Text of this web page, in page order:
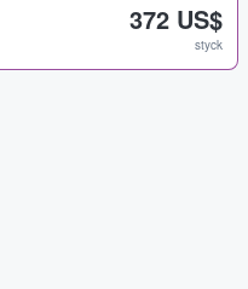
372 US$
styck